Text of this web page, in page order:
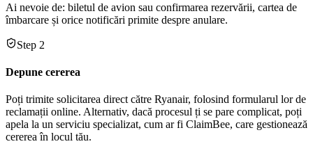
Ai nevoie de: biletul de avion sau confirmarea rezervării, cartea de
îmbarcare și orice notificări primite despre anulare.
Step 2
Depune cererea
Poți trimite solicitarea direct către Ryanair, folosind formularul lor de
reclamații online. Alternativ, dacă procesul ți se pare complicat, poți
apela la un serviciu specializat, cum ar fi ClaimBee, care gestionează
cererea în locul tău.